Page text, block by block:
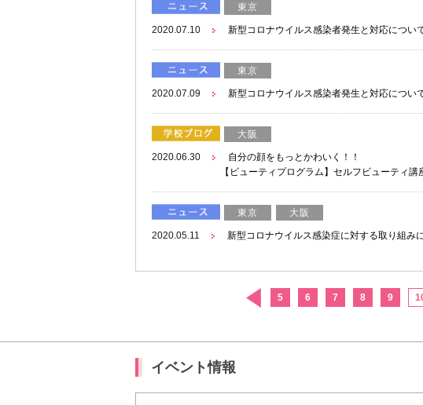
東京
2020.07.10 新型コロナウイルス感染者発生と対応につい
東京
2020.07.09 新型コロナウイルス感染者発生と対応につい
大阪
2020.06.30
自分の顔をもっとかわいく！！
【ビューティプログラム】セルフビューティ
東京 大阪
2020.05.11 新型コロナウイルス感染症に対する取り組み
5 6 7 8 9
イベント情報